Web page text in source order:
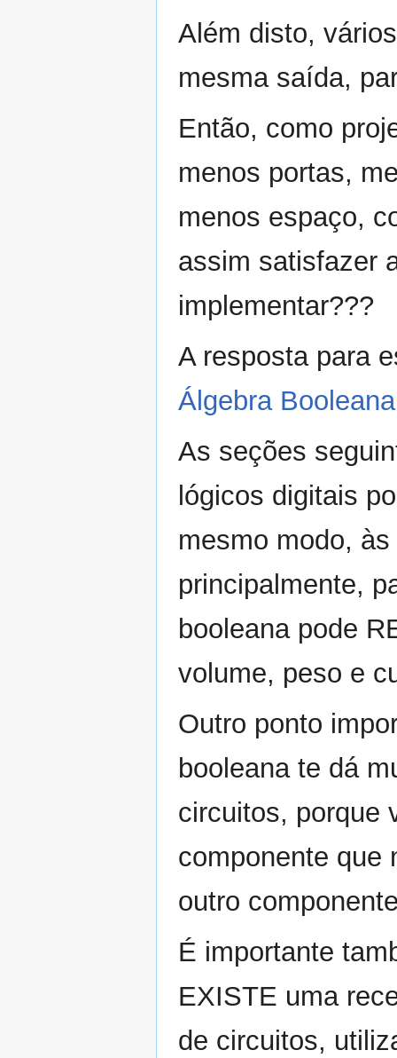
Além disto,
mesma saída,
Então, como
menos portas,
menos espaço,
assim satisfazer
implementar???
A resposta para
Álgebra Booleana
As seções
lógicos digitais
mesmo modo,
principalmente,
booleana pode
volume, peso e
Outro ponto
booleana te dá
circuitos, porque
componente que
outro
É importante
EXISTE uma
de circuitos,